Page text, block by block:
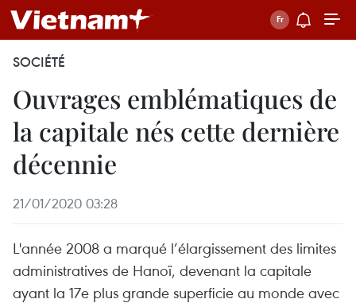
SOCIÉTÉ
Ouvrages emblématiques de
la capitale nés cette dernière
décennie
21/01/2020 03:28
L'année 2008 a marqué l’élargissement des limites
administratives de Hanoï, devenant la capitale
ayant la 17e plus grande superficie au monde avec